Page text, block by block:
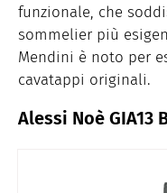
funzionale, che
sommelier più
Mendini è noto per
cavatappi originali.
Alessi Noè